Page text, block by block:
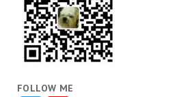
FOLLOW ME